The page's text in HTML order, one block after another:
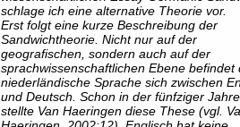
schlage ich eine alternative Theorie vor.
Erst folgt eine kurze Beschreibung der
Sandwichtheorie. Nicht nur auf der
geografischen, sondern auch auf der
sprachwissenschaftlichen Ebene befindet
niederländische Sprache sich zwischen
und Deutsch. Schon in der fünfziger
stellte Van Haeringen diese These (vgl.